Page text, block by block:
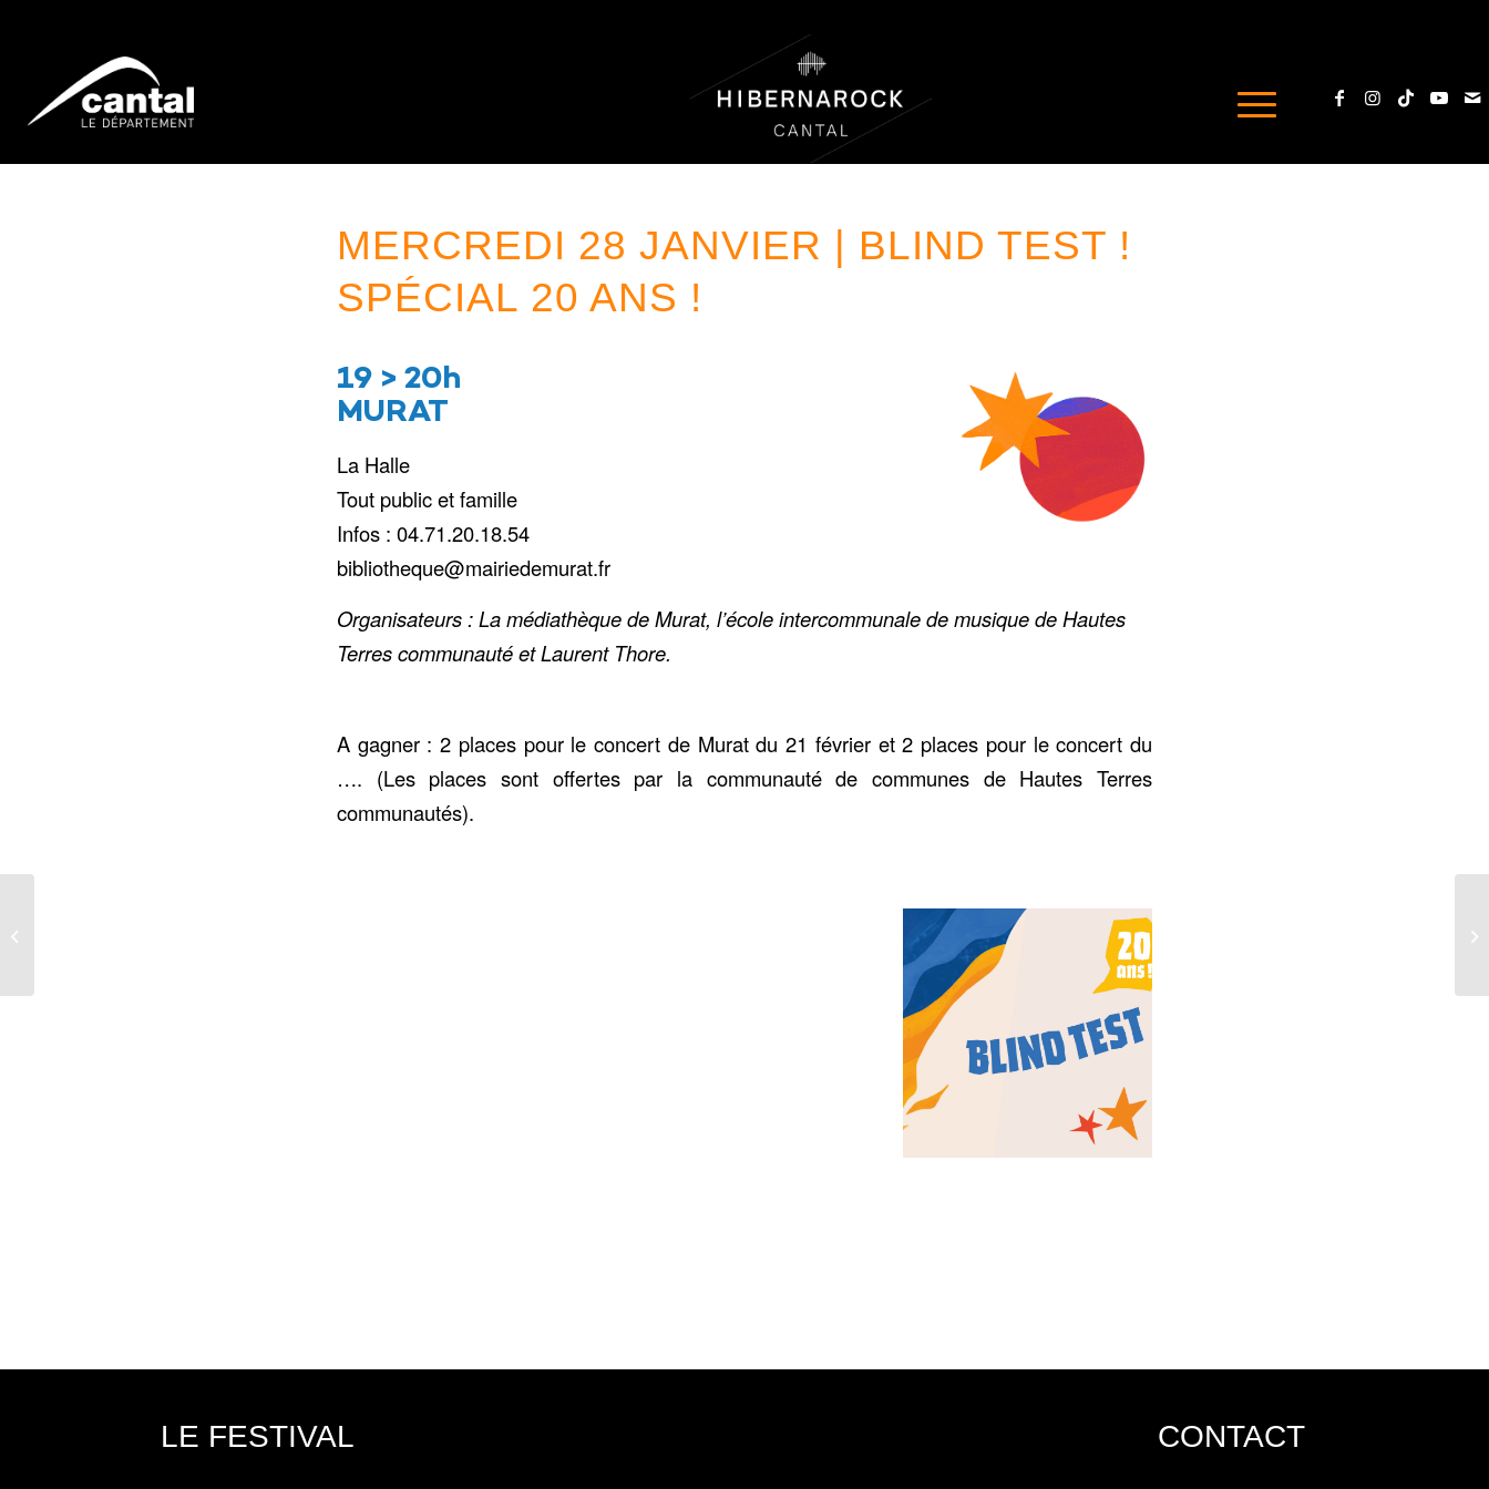
MERCREDI 28 JANVIER | BLIND TEST !
SPÉCIAL 20 ANS !
19 > 20h
MURAT
La Halle
Tout public et famille
Infos : 04.71.20.18.54
bibliotheque@mairiedemurat.fr
Organisateurs : La médiathèque de Murat, l’école intercommunale de musique de Hautes
Terres communauté et Laurent Thore.
A gagner : 2 places pour le concert de Murat du 21 février et 2 places pour le concert du
…. (Les places sont offertes par la communauté de communes de Hautes Terres
communautés).
LE FESTIVAL CONTACT